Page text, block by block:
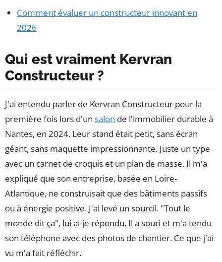
Comment évaluer un constructeur innovant en
2026
Qui est vraiment Kervran
Constructeur ?
J'ai entendu parler de Kervran Constructeur pour la
première fois lors d'un salon de l'immobilier durable à
Nantes, en 2024. Leur stand était petit, sans écran
géant, sans maquette impressionnante. Juste un type
avec un carnet de croquis et un plan de masse. Il m'a
expliqué que son entreprise, basée en Loire-
Atlantique, ne construisait que des bâtiments passifs
ou à énergie positive. J'ai levé un sourcil. "Tout le
monde dit ça", lui ai-je répondu. Il a souri et m'a tendu
son téléphone avec des photos de chantier. Ce que j'ai
vu m'a fait réfléchir.